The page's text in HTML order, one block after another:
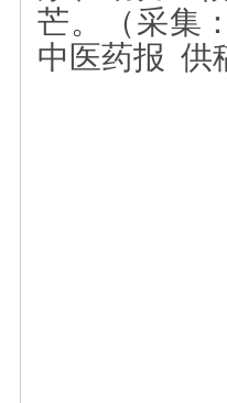
芒。（采集
中医药报 供